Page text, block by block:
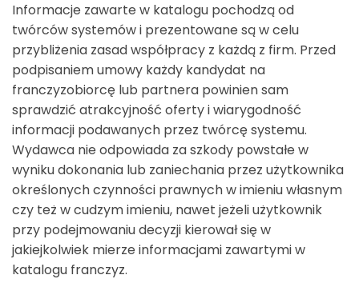
Informacje zawarte w katalogu pochodzą od
twórców systemów i prezentowane są w celu
przybliżenia zasad współpracy z każdą z firm. Przed
podpisaniem umowy każdy kandydat na
franczyzobiorcę lub partnera powinien sam
sprawdzić atrakcyjność oferty i wiarygodność
informacji podawanych przez twórcę systemu.
Wydawca nie odpowiada za szkody powstałe w
wyniku dokonania lub zaniechania przez użytkownika
określonych czynności prawnych w imieniu własnym
czy też w cudzym imieniu, nawet jeżeli użytkownik
przy podejmowaniu decyzji kierował się w
jakiejkolwiek mierze informacjami zawartymi w
katalogu franczyz.